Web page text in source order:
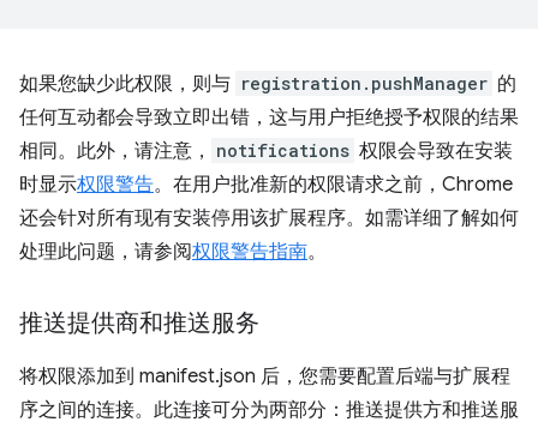
如果您缺少此权限，则与 registration.pushManager 的
任何互动都会导致立即出错，这与用户拒绝授予权限的结果
相同。此外，请注意，
notifications 权限会导致在安装
时显示权限警告。在用户批准新的权限请求之前，Chrome
还会针对所有现有安装停用该扩展程序。如需详细了解如何
处理此问题，请参阅权限警告指南。
推送提供商和推送服务
将权限添加到 manifest.json 后，您需要配置后端与扩展程
序之间的连接。此连接可分为两部分：推送提供方和推送服